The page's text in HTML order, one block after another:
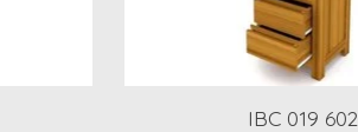
IBC 019 602